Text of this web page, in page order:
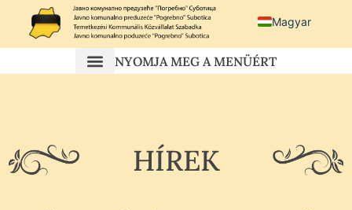
Magyar
Српски језик
NYOMJA MEG A MENÜÉRT
HÍREK